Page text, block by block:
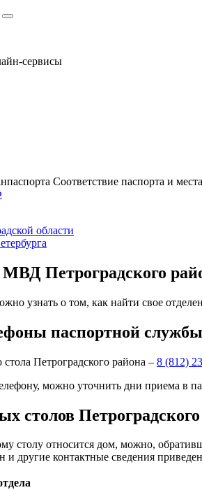
Search
сервисы
Соответствие паспорта и
области
Петроградского
узнать о том, как найти свое
паспортной службы
Петроградского района – 8 (812)
можно уточнить дни приема в
столов
столу относится дом, можно,
и другие контактные сведения